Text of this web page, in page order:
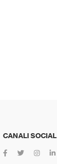
CANALI SOCIAL